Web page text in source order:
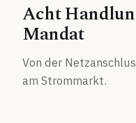
Acht
Mandat
Von der
am Strommarkt.